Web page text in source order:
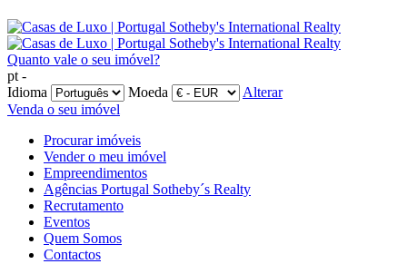
Quanto vale o seu imóvel?
pt -
Idioma
Moeda
Alterar
Venda o seu imóvel
Procurar imóveis
Vender o meu imóvel
Empreendimentos
Agências Portugal Sotheby´s Realty
Recrutamento
Eventos
Quem Somos
Contactos